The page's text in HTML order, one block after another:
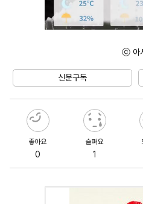
ⓒ 아
신문구독
좋아요
0
슬퍼요
1